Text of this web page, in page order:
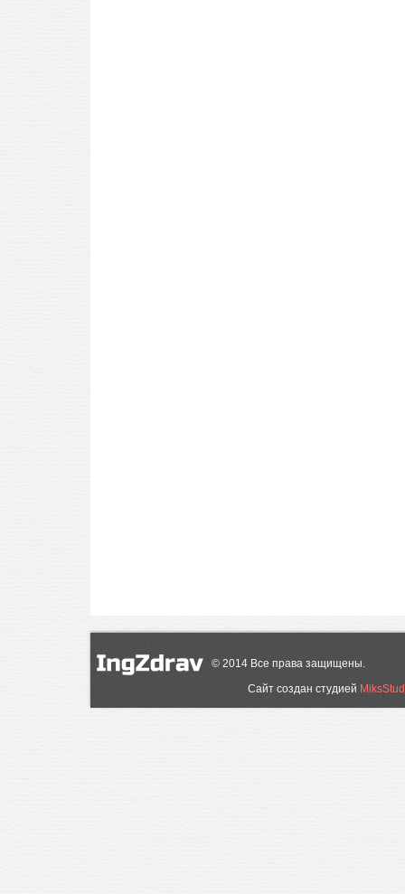
© 2014 Все права защищены.
Сайт создан студией